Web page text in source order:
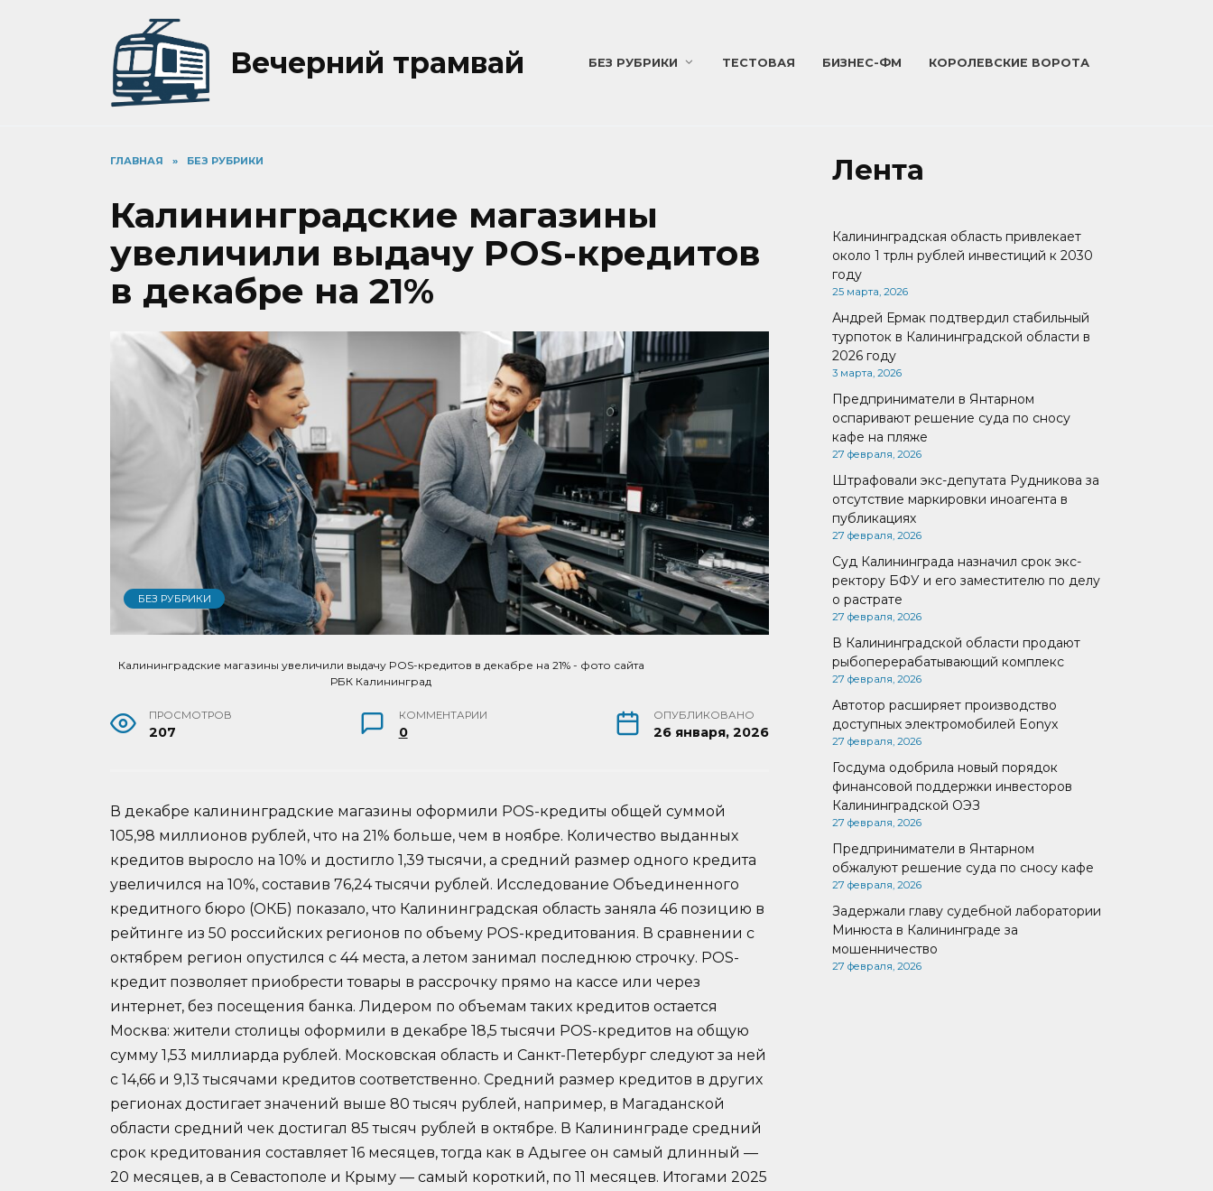
Вечерний трамвай БЕЗ РУБРИКИ ТЕСТОВАЯ БИЗНЕС-ФМ КОРОЛЕВСКИЕ ВОРОТА
ГЛАВНАЯ » БЕЗ РУБРИКИ
Калининградские магазины
увеличили выдачу POS-кредитов
в декабре на 21%
БЕЗ РУБРИКИ
Калининградские магазины увеличили выдачу POS-кредитов в декабре на 21% - фото сайта
РБК Калининград
ПРОСМОТРОВ
207
КОММЕНТАРИИ
0
ОПУБЛИКОВАНО
26 января, 2026
В декабре калининградские магазины оформили POS-кредиты общей суммой
105,98 миллионов рублей, что на 21% больше, чем в ноябре. Количество выданных
кредитов выросло на 10% и достигло 1,39 тысячи, а средний размер одного кредита
увеличился на 10%, составив 76,24 тысячи рублей. Исследование Объединенного
кредитного бюро (ОКБ) показало, что Калининградская область заняла 46 позицию в
рейтинге из 50 российских регионов по объему POS-кредитования. В сравнении с
октябрем регион опустился с 44 места, а летом занимал последнюю строчку. POS-
кредит позволяет приобрести товары в рассрочку прямо на кассе или через
интернет, без посещения банка. Лидером по объемам таких кредитов остается
Москва: жители столицы оформили в декабре 18,5 тысячи POS-кредитов на общую
сумму 1,53 миллиарда рублей. Московская область и Санкт-Петербург следуют за ней
с 14,66 и 9,13 тысячами кредитов соответственно. Средний размер кредитов в других
регионах достигает значений выше 80 тысяч рублей, например, в Магаданской
области средний чек достигал 85 тысяч рублей в октябре. В Калининграде средний
срок кредитования составляет 16 месяцев, тогда как в Адыгее он самый длинный —
20 месяцев, а в Севастополе и Крыму — самый короткий, по 11 месяцев. Итогами 2025
Лента
Калининградская область привлекает
около 1 трлн рублей инвестиций к 2030
году
25 марта, 2026
Андрей Ермак подтвердил стабильный
турпоток в Калининградской области в
2026 году
3 марта, 2026
Предприниматели в Янтарном
оспаривают решение суда по сносу
кафе на пляже
27 февраля, 2026
Штрафовали экс-депутата Рудникова за
отсутствие маркировки иноагента в
публикациях
27 февраля, 2026
Суд Калининграда назначил срок экс-
ректору БФУ и его заместителю по делу
о растрате
27 февраля, 2026
В Калининградской области продают
рыбоперерабатывающий комплекс
27 февраля, 2026
Автотор расширяет производство
доступных электромобилей Eonyx
27 февраля, 2026
Госдума одобрила новый порядок
финансовой поддержки инвесторов
Калининградской ОЭЗ
27 февраля, 2026
Предприниматели в Янтарном
обжалуют решение суда по сносу кафе
27 февраля, 2026
Задержали главу судебной лаборатории
Минюста в Калининграде за
мошенничество
27 февраля, 2026